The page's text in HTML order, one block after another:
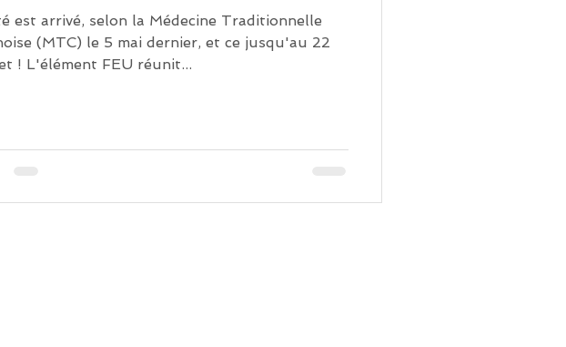
est arrivé, selon la Médecine Traditionnelle
(MTC) le 5 mai dernier, et ce jusqu'au 22
! L'élément FEU réunit...